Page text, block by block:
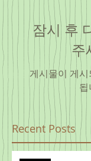
잠시 후
주
게시물이 게
Recent Posts